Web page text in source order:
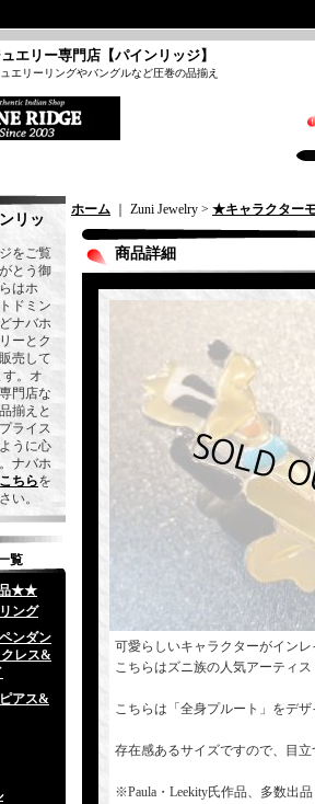
エリー専門店【パインリッジ】
エリーリングやバングルなど圧巻の品揃え
リッ
をご覧
とう御
はホ
ドミン
ナバホ
ーとク
売して
す。オ
門店な
揃えと
ライス
うに心
ナバホ
こちらを
い。
覧
★★
ング
ンダン
クレス&
アス&
ホーム ｜ Zuni Jewelry > ★キャラクター
商品詳細
可愛らしいキャラクターがイン
こちらはズニ族の人気アーティ
こちらは「全身プルート」をデ
存在感あるサイズですので、目
※Paula・Leekity氏作品、多数出